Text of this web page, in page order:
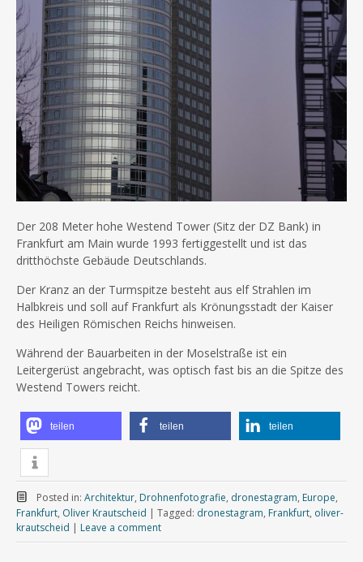
Der 208 Meter hohe Westend Tower (Sitz der DZ Bank) in
Frankfurt am Main wurde 1993 fertiggestellt und ist das
dritthöchste Gebäude Deutschlands.
Der Kranz an der Turmspitze besteht aus elf Strahlen im
Halbkreis und soll auf Frankfurt als Krönungsstadt der Kaiser
des Heiligen Römischen Reichs hinweisen.
Während der Bauarbeiten in der Moselstraße ist ein
Leitergerüst angebracht, was optisch fast bis an die Spitze des
Westend Towers reicht.
teilen teilen teilen
Posted in: Architektur, Drohnenfotografie, dronestagram, Europe,
Frankfurt, Oliver Krautscheid | Tagged: dronestagram, Frankfurt, oliver-
krautscheid | Leave a comment